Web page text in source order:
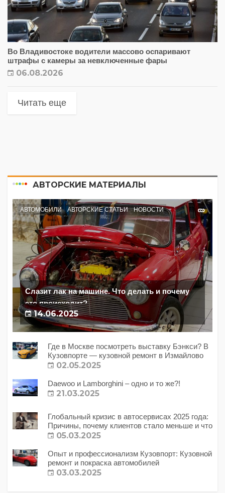
Во Владивостоке водители массово оспаривают
штрафы с камеры за невключенные фары
06.08.2026
Читать еще
АВТОРСКИЕ МАТЕРИАЛЫ
АВТОМОБИЛИ АВТОРСКИЕ СТАТЬИ НОВОСТИ
Слазит лак на машине. Что делать и почему
это происходит?
14.06.2025
Где в Москве посмотреть выставку Бэнкси? В
Кузовпорте — кузовной ремонт в Измайлово
02.05.2025
Daewoo и Lamborghini – одно и то же?!
21.03.2025
Глобальный кризис в автосервисах 2025 года:
Причины, почему клиентов стало меньше и что
с этим делать?
05.03.2025
Опыт и профессионализм Кузовпорт: Кузовной
ремонт и покраска автомобилей
03.03.2025